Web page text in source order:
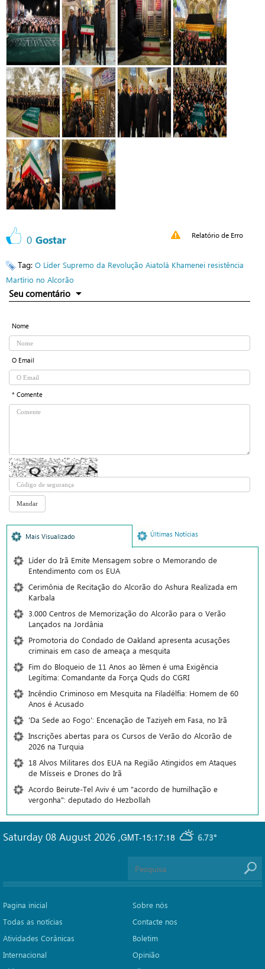
0 Gostar Relatório de Erro
Tag: O Líder Supremo da Revolução Aiatolá Khamenei resistência
Martírio no Alcorão
Seu comentário
Nome
O Email
* Comente
Mais Visualizado Últimas Notícias
Líder do Irã Emite Mensagem sobre o Memorando de
Entendimento com os EUA
Cerimônia de Recitação do Alcorão do Ashura Realizada em
Karbala
3.000 Centros de Memorização do Alcorão para o Verão
Lançados na Jordânia
Promotoria do Condado de Oakland apresenta acusações
criminais em caso de ameaça a mesquita
Fim do Bloqueio de 11 Anos ao Iêmen é uma Exigência
Legítima: Comandante da Força Quds do CGRI
Incêndio Criminoso em Mesquita na Filadélfia: Homem de 60
Anos é Acusado
'Da Sede ao Fogo': Encenação de Taziyeh em Fasa, no Irã
Inscrições abertas para os Cursos de Verão do Alcorão de
2026 na Turquia
18 Alvos Militares dos EUA na Região Atingidos em Ataques
de Mísseis e Drones do Irã
Acordo Beirute-Tel Aviv é um "acordo de humilhação e
vergonha": deputado do Hezbollah
GMT-15:17:18 6.73°
Saturday 08 August 2026 ,
Pagina inicial
Todas as notícias
Atividades Corânicas
Internacional
Sobre nós
Contacte nos
Boletim
Opinião